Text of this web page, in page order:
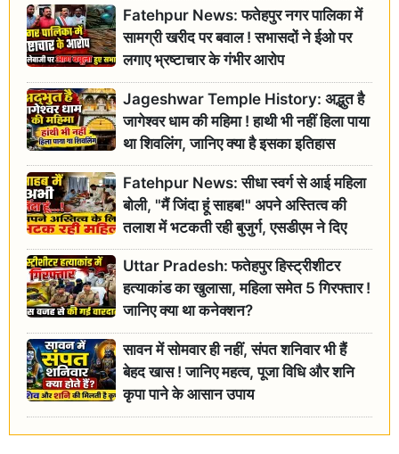
Fatehpur News: फतेहपुर नगर पालिका में
सामग्री खरीद पर बवाल ! सभासदों ने ईओ पर
लगाए भ्रष्टाचार के गंभीर आरोप
Jageshwar Temple History: अद्भुत है
जागेश्वर धाम की महिमा ! हाथी भी नहीं हिला पाया
था शिवलिंग, जानिए क्या है इसका इतिहास
Fatehpur News: सीधा स्वर्ग से आई महिला
बोली, "मैं जिंदा हूं साहब!" अपने अस्तित्व की
तलाश में भटकती रही बुजुर्ग, एसडीएम ने दिए
जांच के आदेश
Uttar Pradesh: फतेहपुर हिस्ट्रीशीटर
हत्याकांड का खुलासा, महिला समेत 5 गिरफ्तार !
जानिए क्या था कनेक्शन?
सावन में सोमवार ही नहीं, संपत शनिवार भी हैं
बेहद खास ! जानिए महत्व, पूजा विधि और शनि
कृपा पाने के आसान उपाय